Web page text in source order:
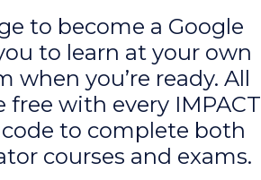
to become a Google
to learn at your own
when you’re ready. All
free with every IMPACT
to complete both
courses and exams.